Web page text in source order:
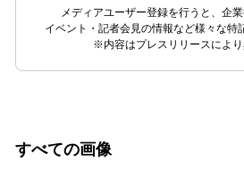
メディアユーザー登録を行うと、企業
イベント・記者会見の情報など様々な特
※内容はプレスリリースにより
すべての画像